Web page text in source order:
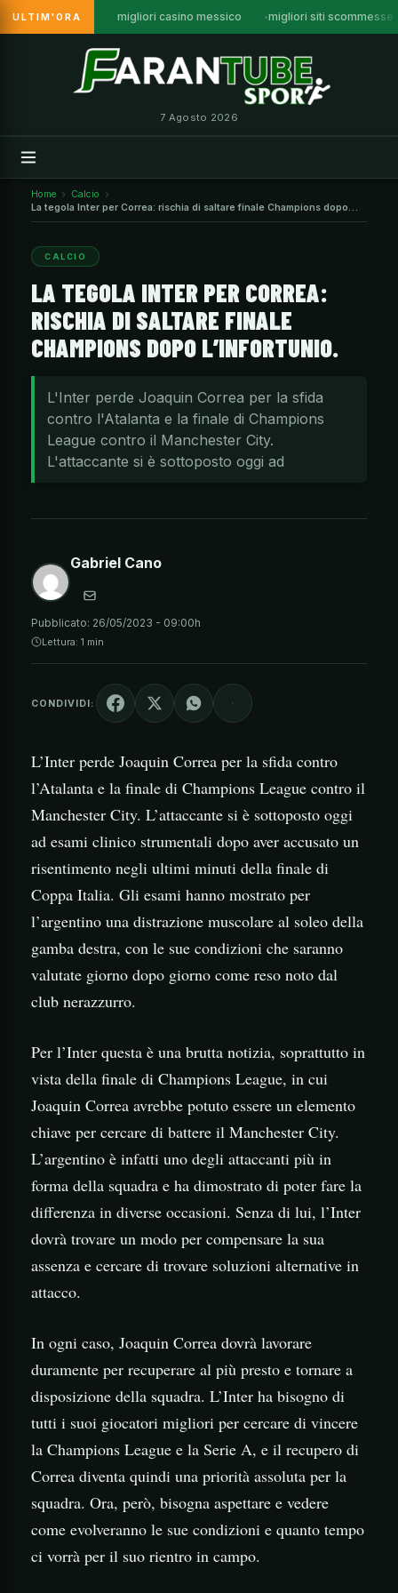
ULTIM'ORA migliori casino messico migliori siti scommesse
7 Agosto 2026
Home
Calcio
La tegola Inter per Correa: rischia di saltare finale Champions dopo
l’infortunio.
CALCIO
LA TEGOLA INTER PER CORREA:
RISCHIA DI SALTARE FINALE
CHAMPIONS DOPO L’INFORTUNIO.
L'Inter perde Joaquin Correa per la sfida
contro l'Atalanta e la finale di Champions
League contro il Manchester City.
L'attaccante si è sottoposto oggi ad
Gabriel Cano
Pubblicato: 26/05/2023 - 09:00h
Lettura: 1 min
CONDIVIDI:
L’Inter perde Joaquin Correa per la sfida contro
l’Atalanta e la finale di Champions League contro il
Manchester City. L’attaccante si è sottoposto oggi
ad esami clinico strumentali dopo aver accusato un
risentimento negli ultimi minuti della finale di
Coppa Italia. Gli esami hanno mostrato per
l’argentino una distrazione muscolare al soleo della
gamba destra, con le sue condizioni che saranno
valutate giorno dopo giorno come reso noto dal
club nerazzurro.
Per l’Inter questa è una brutta notizia, soprattutto in
vista della finale di Champions League, in cui
Joaquin Correa avrebbe potuto essere un elemento
chiave per cercare di battere il Manchester City.
L’argentino è infatti uno degli attaccanti più in
forma della squadra e ha dimostrato di poter fare la
differenza in diverse occasioni. Senza di lui, l’Inter
dovrà trovare un modo per compensare la sua
assenza e cercare di trovare soluzioni alternative in
attacco.
In ogni caso, Joaquin Correa dovrà lavorare
duramente per recuperare al più presto e tornare a
disposizione della squadra. L’Inter ha bisogno di
tutti i suoi giocatori migliori per cercare di vincere
la Champions League e la Serie A, e il recupero di
Correa diventa quindi una priorità assoluta per la
squadra. Ora, però, bisogna aspettare e vedere
come evolveranno le sue condizioni e quanto tempo
ci vorrà per il suo rientro in campo.